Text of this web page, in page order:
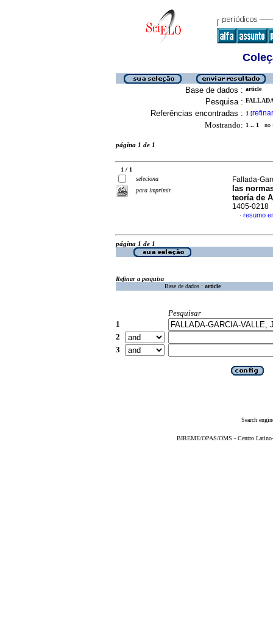
Base de dados : article
Pesquisa :
Referências encontradas : 1 [refinar
Mostrando: 1 .. 1 no
página 1 de 1
1 / 1
seleciona
para imprimir
Fallada-
las
teoría de
1405-0218
· resumo
página 1 de 1
Refinar a pesquisa
Base de dados : article
Pesquisar
1
2
3
Search
BIREME/OPAS/OMS - Centro Latino-